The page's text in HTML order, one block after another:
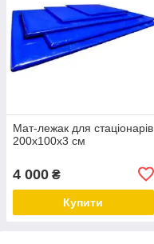
Мат-лежак для стаціонарів
200х100х3 см
4 000 ₴
Купити